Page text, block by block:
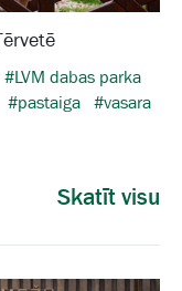
#LVM dabas parka
#pastaiga #vasara
Skatīt visu